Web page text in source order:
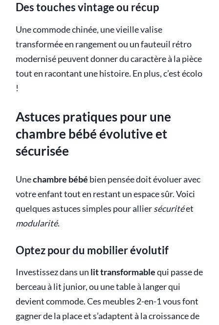
Des touches vintage ou récup
Une commode chinée, une vieille valise
transformée en rangement ou un fauteuil rétro
modernisé peuvent donner du caractère à la pièce
tout en racontant une histoire. En plus, c’est écolo
!
Astuces pratiques pour une
chambre bébé évolutive et
sécurisée
Unechambre bébé bien pensée doit évoluer avec
votre enfant tout en restant un espace sûr. Voici
quelques astuces simples pour alliersécuritéet
modularité.
Optez pour du mobilier évolutif
Investissez dans un lit transformablequi passe de
berceau à lit junior, ou une table à langer qui
devient commode. Ces meubles 2-en-1 vous font
gagner de la place et s’adaptent à la croissance de